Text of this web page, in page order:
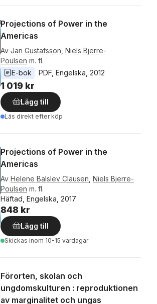
Projections of Power in the
Americas
Av Jan Gustafsson Niels Bjerre-
Poulsen m. fl.
E-bok
PDF Engelska 2012
1 019 kr
Lägg till
Läs direkt efter köp
Projections of Power in the
Americas
Av Helene Balslev Clausen Niels Bjerre-
Poulsen m. fl.
Häftad, Engelska, 2017
848 kr
Lägg till
Skickas inom 10-15 vardagar
Förorten, skolan och
ungdomskulturen : reproduktionen
av marginalitet och ungas